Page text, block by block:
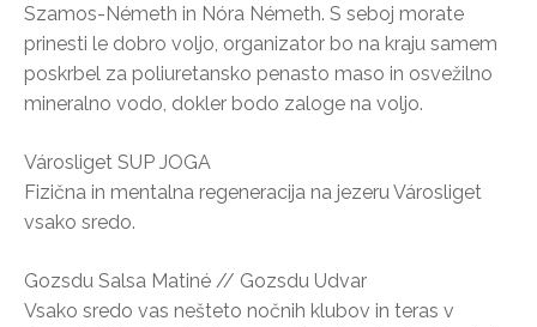
Szamos-Németh in Nóra Németh. S seboj morate
prinesti le dobro voljo, organizator bo na kraju samem
poskrbel za poliuretansko penasto maso in osvežilno
mineralno vodo, dokler bodo zaloge na voljo.
Városliget SUP JOGA
Fizična in mentalna regeneracija na jezeru Városliget
vsako sredo.
Gozsdu Salsa Matiné // Gozsdu Udvar
Vsako sredo vas nešteto nočnih klubov in teras v